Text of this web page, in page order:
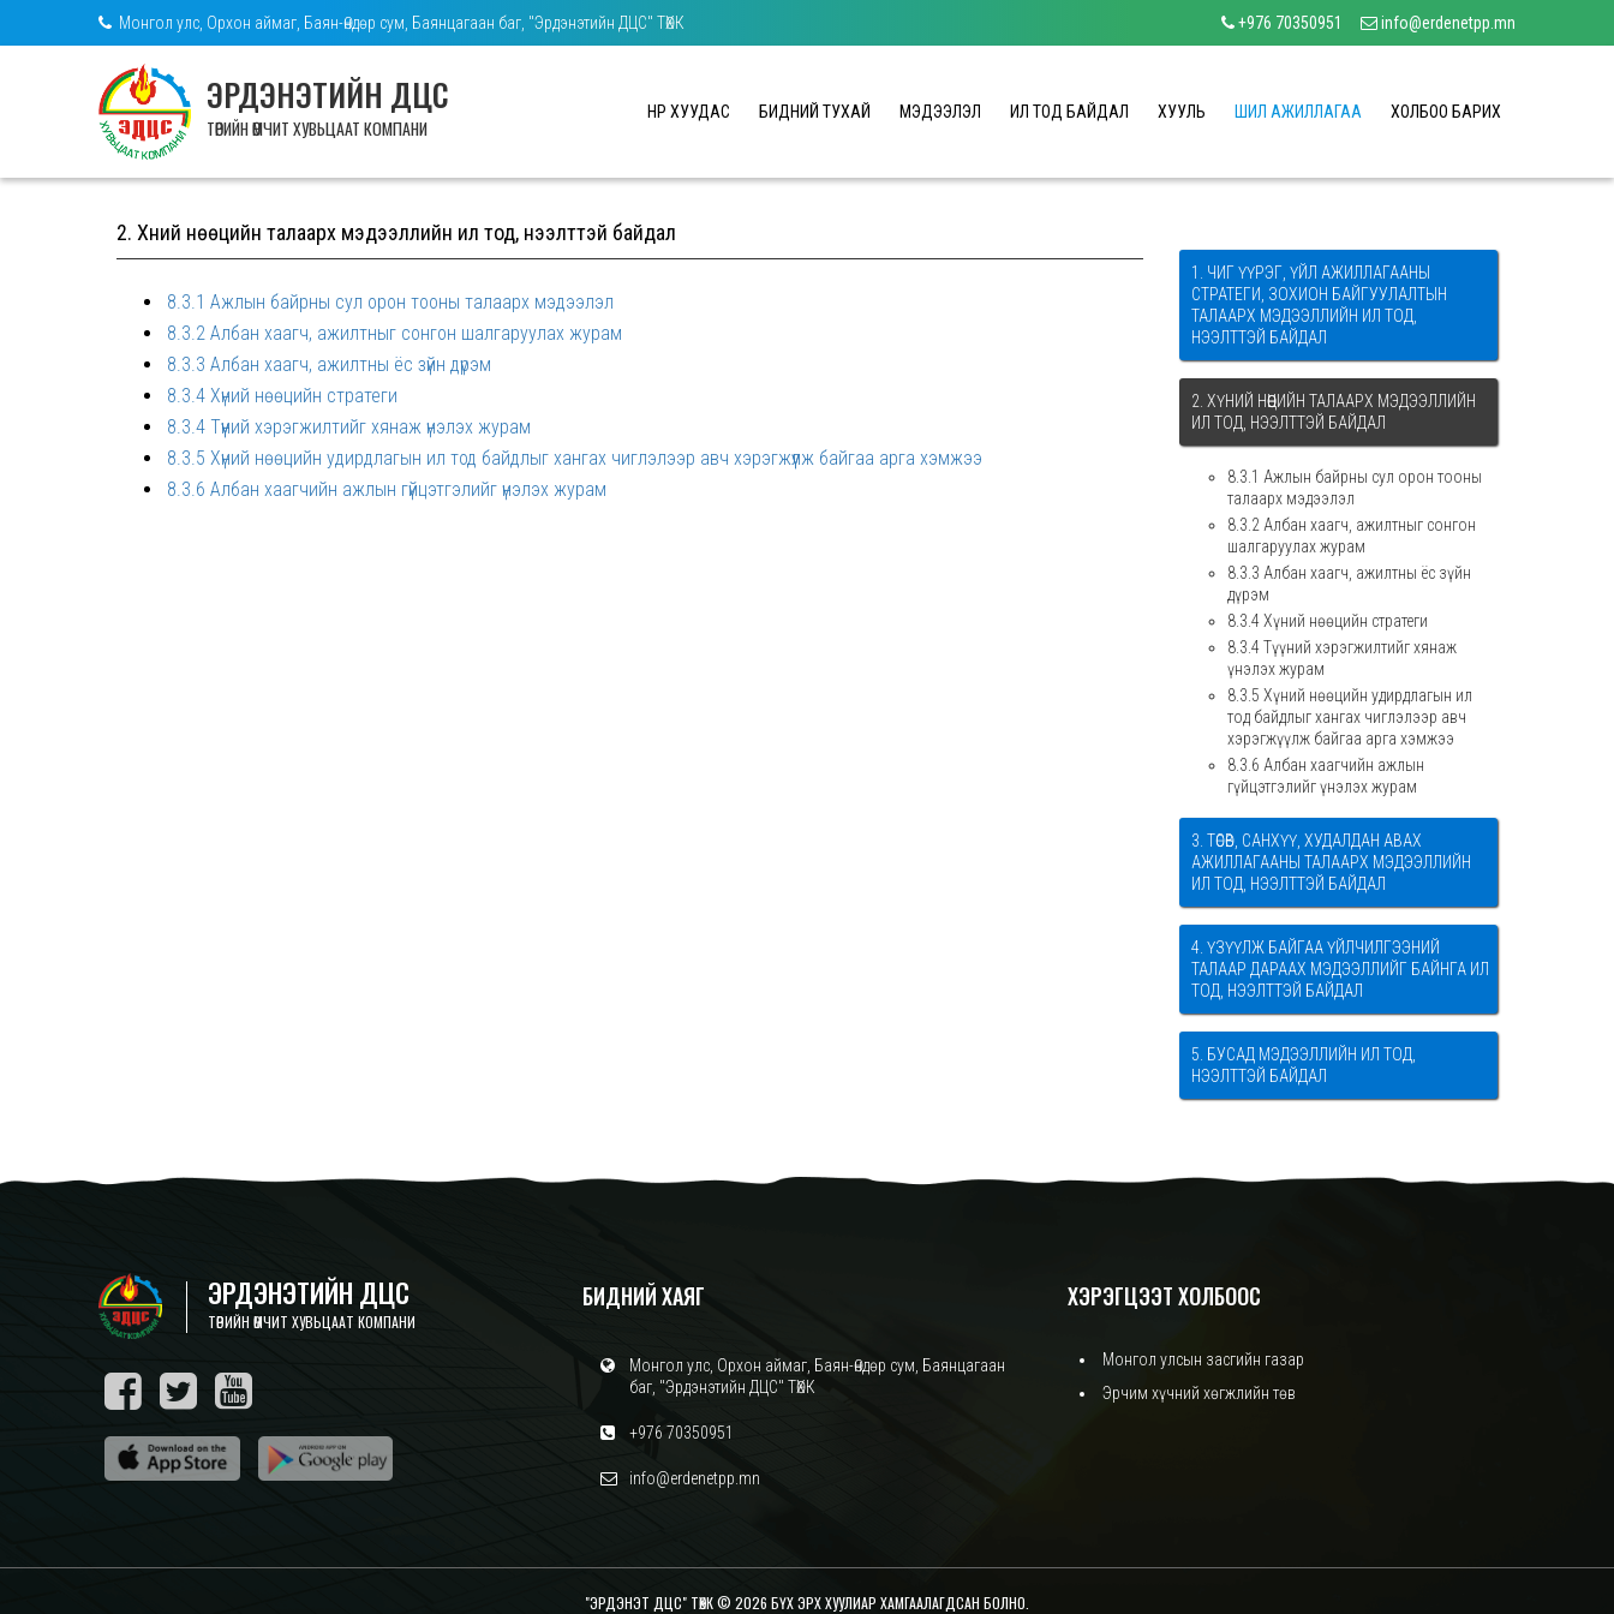
Монгол улс, Орхон аймаг, Баян-Өндөр сум, Баянцагаан баг, "Эрдэнэтийн ДЦС" ТӨХК +976 70350951 info@erdenetpp.mn
ЭРДЭНЭТИЙН ДЦС
ТӨРИЙН ӨМЧИТ ХУВЬЦААТ КОМПАНИ
НҮҮР ХУУДАС БИДНИЙ ТУХАЙ МЭДЭЭЛЭЛ ИЛ ТОД БАЙДАЛ ХУУЛЬ ШИЛ АЖИЛЛАГАА ХОЛБОО БАРИХ
2. Хүний нөөцийн талаарх мэдээллийн ил тод, нээлттэй байдал
8.3.1 Ажлын байрны сул орон тооны талаарх мэдээлэл
8.3.2 Албан хаагч, ажилтныг сонгон шалгаруулах журам
8.3.3 Албан хаагч, ажилтны ёс зүйн дүрэм
8.3.4 Хүний нөөцийн стратеги
8.3.4 Түүний хэрэгжилтийг хянаж үнэлэх журам
8.3.5 Хүний нөөцийн удирдлагын ил тод байдлыг хангах чиглэлээр авч хэрэгжүүлж байгаа арга хэмжээ
8.3.6 Албан хаагчийн ажлын гүйцэтгэлийг үнэлэх журам
1. ЧИГ ҮҮРЭГ, ҮЙЛ АЖИЛЛАГААНЫ
СТРАТЕГИ, ЗОХИОН БАЙГУУЛАЛТЫН
ТАЛААРХ МЭДЭЭЛЛИЙН ИЛ ТОД,
НЭЭЛТТЭЙ БАЙДАЛ
2. ХҮНИЙ НӨӨЦИЙН ТАЛААРХ МЭДЭЭЛЛИЙН
ИЛ ТОД, НЭЭЛТТЭЙ БАЙДАЛ
8.3.1 Ажлын байрны сул орон тооны
талаарх мэдээлэл
8.3.2 Албан хаагч, ажилтныг сонгон
шалгаруулах журам
8.3.3 Албан хаагч, ажилтны ёс зүйн
дүрэм
8.3.4 Хүний нөөцийн стратеги
8.3.4 Түүний хэрэгжилтийг хянаж
үнэлэх журам
8.3.5 Хүний нөөцийн удирдлагын ил
тод байдлыг хангах чиглэлээр авч
хэрэгжүүлж байгаа арга хэмжээ
8.3.6 Албан хаагчийн ажлын
гүйцэтгэлийг үнэлэх журам
3. ТӨСӨВ, САНХҮҮ, ХУДАЛДАН АВАХ
АЖИЛЛАГААНЫ ТАЛААРХ МЭДЭЭЛЛИЙН
ИЛ ТОД, НЭЭЛТТЭЙ БАЙДАЛ
4. ҮЗҮҮЛЖ БАЙГАА ҮЙЛЧИЛГЭЭНИЙ
ТАЛААР ДАРААХ МЭДЭЭЛЛИЙГ БАЙНГА ИЛ
ТОД, НЭЭЛТТЭЙ БАЙДАЛ
5. БУСАД МЭДЭЭЛЛИЙН ИЛ ТОД,
НЭЭЛТТЭЙ БАЙДАЛ
ЭРДЭНЭТИЙН ДЦС
ТӨРИЙН ӨМЧИТ ХУВЬЦААТ КОМПАНИ
БИДНИЙ ХАЯГ
Монгол улс, Орхон аймаг, Баян-Өндөр сум, Баянцагаан
баг, "Эрдэнэтийн ДЦС" ТӨХК
+976 70350951
info@erdenetpp.mn
ХЭРЭГЦЭЭТ ХОЛБООС
Монгол улсын засгийн газар
Эрчим хүчний хөгжлийн төв
"ЭРДЭНЭТ ДЦС" ТӨХК © 2026 БҮХ ЭРХ ХУУЛИАР ХАМГААЛАГДСАН БОЛНО.